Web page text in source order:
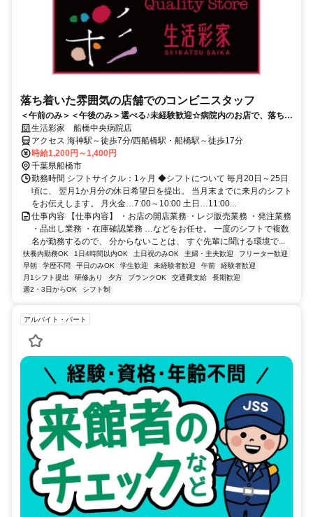
落ち着いた雰囲気の店舗でのコンビニスタッフ
＜午前のみ＞＜午後のみ＞選べる♪未経験歓迎☆病院内のお店で、落ち着
いて安心に働けます。
生活彩家 船橋中央病院店
アクセス 海神駅～徒歩7分/西船橋駅・船橋駅～徒歩17分
時給1,200円～1,400円
千葉県船橋市
勤務時間 シフトサイクル：1ヶ月 ◆シフトについて 毎月20日～25日
頃に、 翌月1か月分の休日希望日を提出。 当月末までに来月のシフト
をお伝えします。 月火金…7:00～10:00 土日…11:00...
仕事内容 【仕事内容】 ・お店の開店業務 ・レジ販売業務 ・発注業務
・品出し業務 ・在庫確認業務 …などをお任せ。 一度のシフトで複数
名が勤務するので、 分からないことは、 すぐ先輩に聞ける環境で...
扶養内勤務OK 1日4時間以内OK 土日祝のみOK 主婦・主夫歓迎
フリーター歓迎
早朝
学歴不問 平日のみOK 学生歓迎 未経験者歓迎 午前
経験者歓迎
月1シフト提出
研修あり 夕方 ブランクOK 交通費支給
長期歓迎
週2・3日からOK
シフト制
アルバイト・パート